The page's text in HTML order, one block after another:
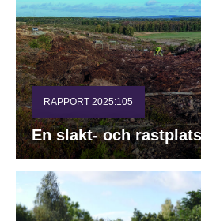
RAPPORT 2025:105
En slakt- och